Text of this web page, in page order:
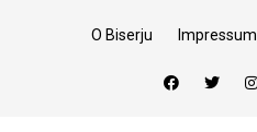
O Biserju Impressum